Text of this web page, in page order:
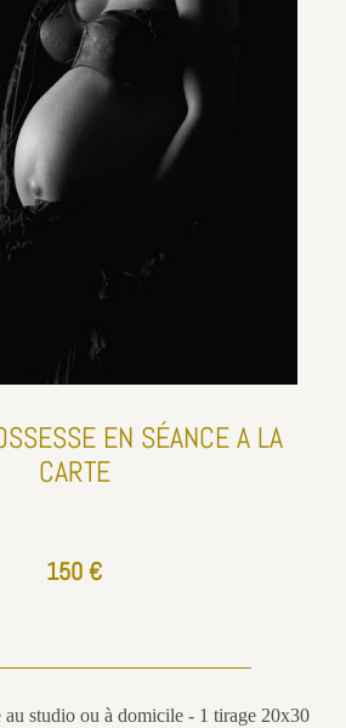
EN SÉANCE A LA
CARTE
150 €
au studio ou à domicile - 1 tirage 20x30